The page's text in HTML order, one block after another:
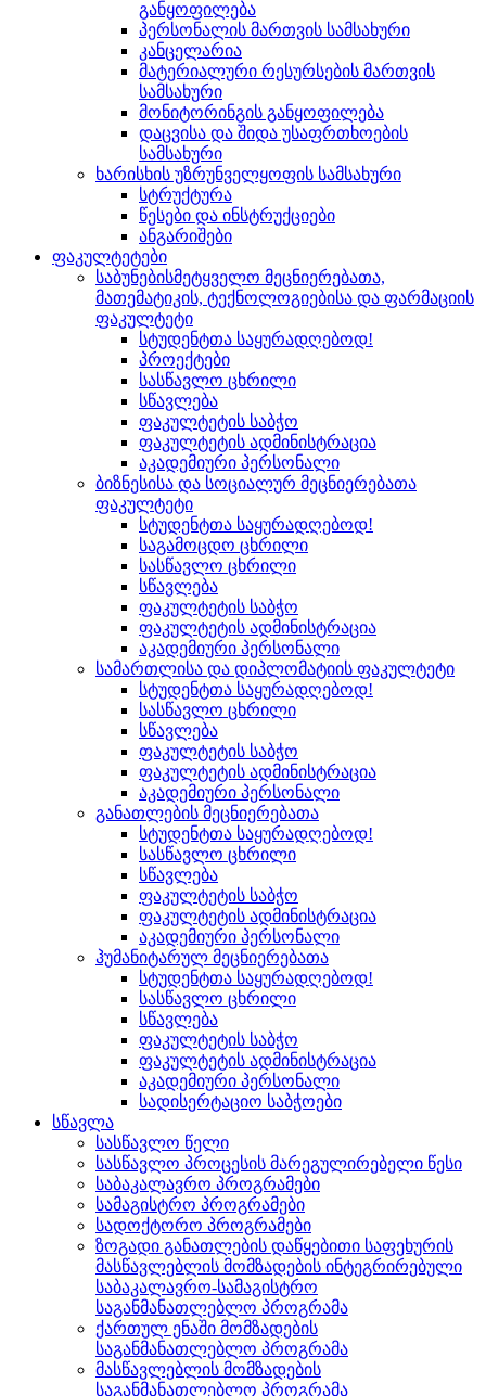
განყოფილება
პერსონალის მართვის სამსახური
კანცელარია
მატერიალური რესურსების მართვის
სამსახური
მონიტორინგის განყოფილება
დაცვისა და შიდა უსაფრთხოების
სამსახური
ხარისხის უზრუნველყოფის სამსახური
სტრუქტურა
წესები და ინსტრუქციები
ანგარიშები
ფაკულტეტები
საბუნებისმეტყველო მეცნიერებათა,
მათემატიკის, ტექნოლოგიებისა და ფარმაციის
ფაკულტეტი
სტუდენტთა საყურადღებოდ!
პროექტები
სასწავლო ცხრილი
სწავლება
ფაკულტეტის საბჭო
ფაკულტეტის ადმინისტრაცია
აკადემიური პერსონალი
ბიზნესისა და სოციალურ მეცნიერებათა
ფაკულტეტი
სტუდენტთა საყურადღებოდ!
საგამოცდო ცხრილი
სასწავლო ცხრილი
სწავლება
ფაკულტეტის საბჭო
ფაკულტეტის ადმინისტრაცია
აკადემიური პერსონალი
სამართლისა და დიპლომატიის ფაკულტეტი
სტუდენტთა საყურადღებოდ!
სასწავლო ცხრილი
სწავლება
ფაკულტეტის საბჭო
ფაკულტეტის ადმინისტრაცია
აკადემიური პერსონალი
განათლების მეცნიერებათა
სტუდენტთა საყურადღებოდ!
სასწავლო ცხრილი
სწავლება
ფაკულტეტის საბჭო
ფაკულტეტის ადმინისტრაცია
აკადემიური პერსონალი
ჰუმანიტარულ მეცნიერებათა
სტუდენტთა საყურადღებოდ!
სასწავლო ცხრილი
სწავლება
ფაკულტეტის საბჭო
ფაკულტეტის ადმინისტრაცია
აკადემიური პერსონალი
სადისერტაციო საბჭოები
სწავლა
სასწავლო წელი
სასწავლო პროცესის მარეგულირებელი წესი
საბაკალავრო პროგრამები
სამაგისტრო პროგრამები
სადოქტორო პროგრამები
ზოგადი განათლების დაწყებითი საფეხურის
მასწავლებლის მომზადების ინტეგრირებული
საბაკალავრო-სამაგისტრო
საგანმანათლებლო პროგრამა
ქართულ ენაში მომზადების
საგანმანათლებლო პროგრამა
მასწავლებლის მომზადების
საგანმანათლებლო პროგრამა